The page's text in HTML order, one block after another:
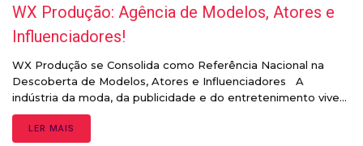
WX Produção: Agência de Modelos, Atores e
Influenciadores!
WX Produção se Consolida como Referência Nacional na
Descoberta de Modelos, Atores e Influenciadores A
indústria da moda, da publicidade e do entretenimento vive...
LER MAIS